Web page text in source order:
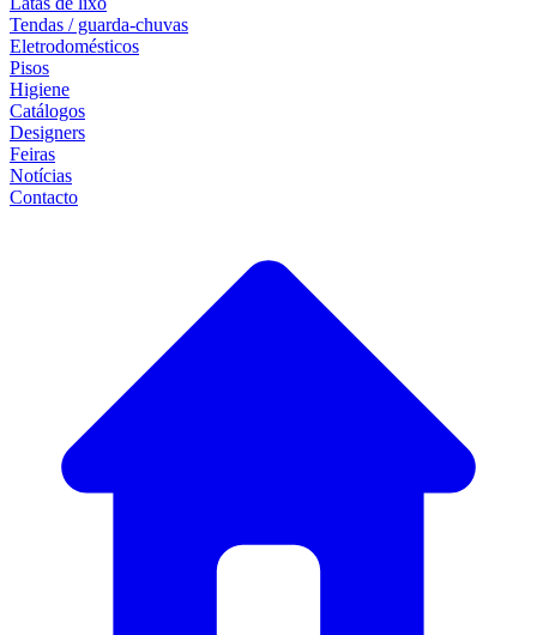
Tendas / guarda-chuvas
Eletrodomésticos
Pisos
Higiene
Catálogos
Designers
Feiras
Notícias
Contacto